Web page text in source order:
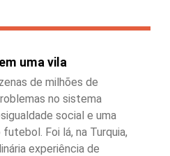
uma vila
de milhões de
no sistema
social e uma
Foi lá, na Turquia,
experiência de